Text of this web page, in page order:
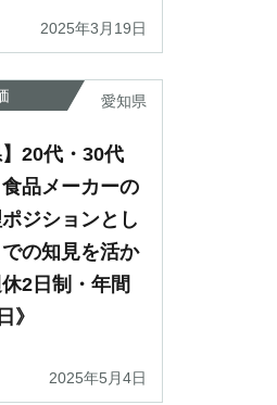
2025年3月19日
愛知県
】20代・30代
品メーカーの
ジションとし
の知見を活か
2日制・年間
》
2025年5月4日